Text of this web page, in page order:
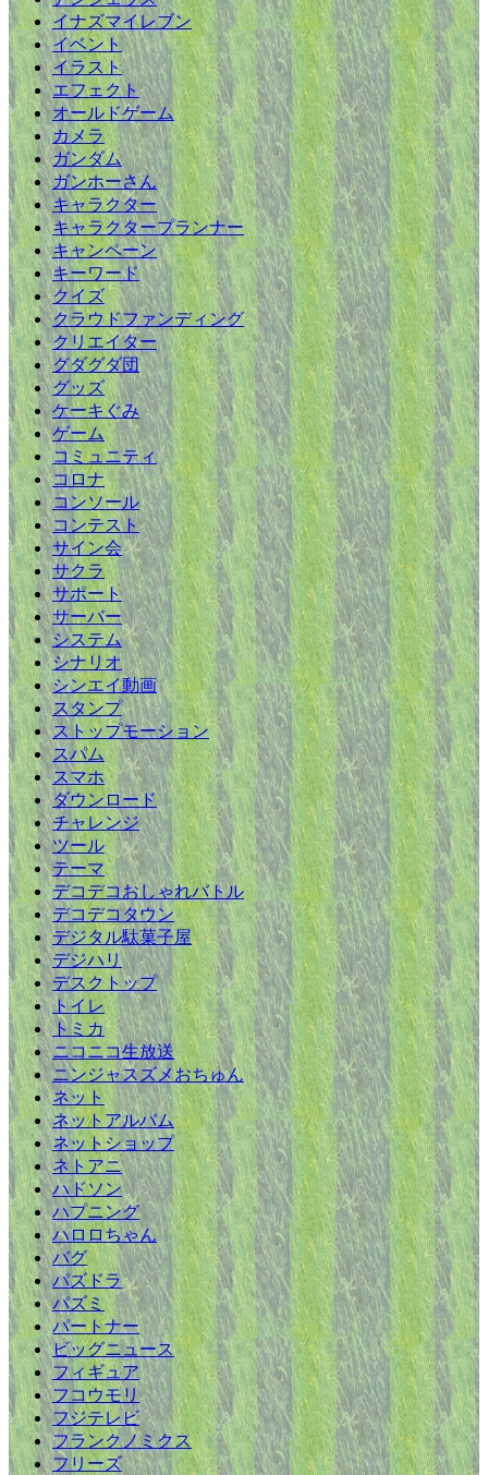
イナズマイレブン
イベント
イラスト
エフェクト
オールドゲーム
カメラ
ガンダム
ガンホーさん
キャラクター
キャラクタープランナー
キャンペーン
キーワード
クイズ
クラウドファンディング
クリエイター
グダグダ団
グッズ
ケーキぐみ
ゲーム
コミュニティ
コロナ
コンソール
コンテスト
サイン会
サクラ
サポート
サーバー
システム
シナリオ
シンエイ動画
スタンプ
ストップモーション
スパム
スマホ
ダウンロード
チャレンジ
ツール
テーマ
デコデコおしゃれバトル
デコデコタウン
デジタル駄菓子屋
デジハリ
デスクトップ
トイレ
トミカ
ニコニコ生放送
ニンジャスズメおちゅん
ネット
ネットアルバム
ネットショップ
ネトアニ
ハドソン
ハプニング
ハロロちゃん
バグ
パズドラ
パズミ
パートナー
ビッグニュース
フィギュア
フコウモリ
フジテレビ
フランクノミクス
フリーズ